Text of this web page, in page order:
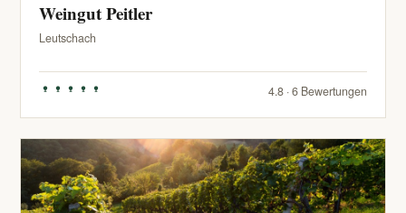
Weingut Peitler
Leutschach
4.8 · 6 Bewertungen